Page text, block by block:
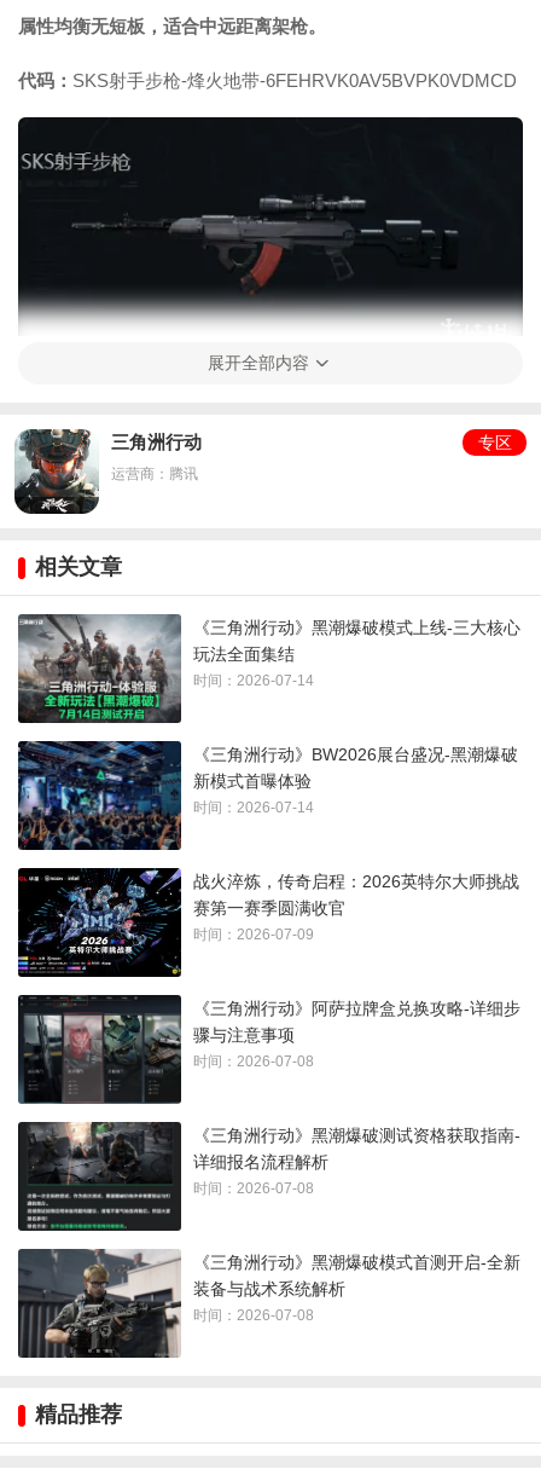
属性均衡无短板，适合中远距离架枪。
代码： SKS射手步枪-烽火地带-6FEHRVK0AV5BVPK0VDMCD
配件效果：
沙暴垂直补偿器（价格：46144）
SKS瞬息超长枪管（价格：44192）
展开全部内容
三角洲行动
运营商：腾讯
专区
相关文章
《三角洲行动》黑潮爆破模式上线-三大核心
玩法全面集结
时间：2026-07-14
《三角洲行动》BW2026展台盛况-黑潮爆破
新模式首曝体验
时间：2026-07-14
战火淬炼，传奇启程：2026英特尔大师挑战
赛第一赛季圆满收官
时间：2026-07-09
《三角洲行动》阿萨拉牌盒兑换攻略-详细步
骤与注意事项
时间：2026-07-08
《三角洲行动》黑潮爆破测试资格获取指南-
详细报名流程解析
时间：2026-07-08
《三角洲行动》黑潮爆破模式首测开启-全新
装备与战术系统解析
时间：2026-07-08
精品推荐